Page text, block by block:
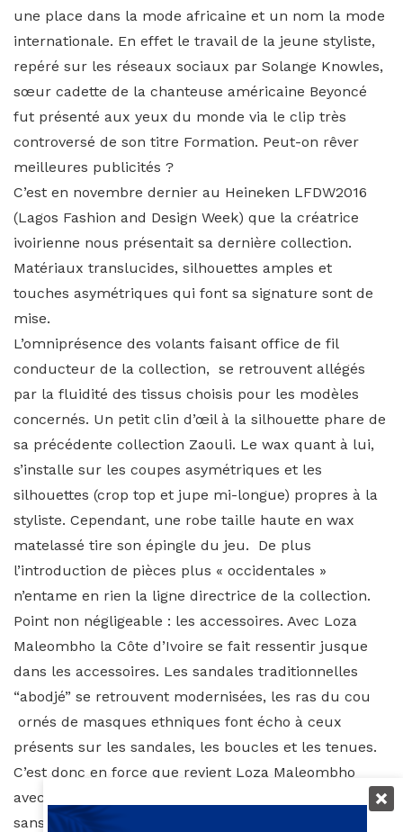
une place dans la mode africaine et un nom la mode
internationale. En effet le travail de la jeune styliste,
repéré sur les réseaux sociaux par Solange Knowles,
sœur cadette de la chanteuse américaine Beyoncé
fut présenté aux yeux du monde via le clip très
controversé de son titre Formation. Peut-on rêver
meilleures publicités ?
C’est en novembre dernier au Heineken LFDW2016
(Lagos Fashion and Design Week) que la créatrice
ivoirienne nous présentait sa dernière collection.
Matériaux translucides, silhouettes amples et
touches asymétriques qui font sa signature sont de
mise.
L’omniprésence des volants faisant office de fil
conducteur de la collection, se retrouvent allégés
par la fluidité des tissus choisis pour les modèles
concernés. Un petit clin d’œil à la silhouette phare de
sa précédente collection Zaouli. Le wax quant à lui,
s’installe sur les coupes asymétriques et les
silhouettes (crop top et jupe mi-longue) propres à la
styliste. Cependant, une robe taille haute en wax
matelassé tire son épingle du jeu. De plus
l’introduction de pièces plus « occidentales »
n’entame en rien la ligne directrice de la collection.
Point non négligeable : les accessoires. Avec Loza
Maleombho la Côte d’Ivoire se fait ressentir jusque
dans les accessoires. Les sandales traditionnelles
“abodjé” se retrouvent modernisées, les ras du cou
ornés de masques ethniques font écho à ceux
présents sur les sandales, les boucles et les tenues.
C’est donc en force que revient Loza Maleombho
avec les armes qui ont su séduire la première fois,
sans pour autant oublier de les rafraîchir. Ajoutons à